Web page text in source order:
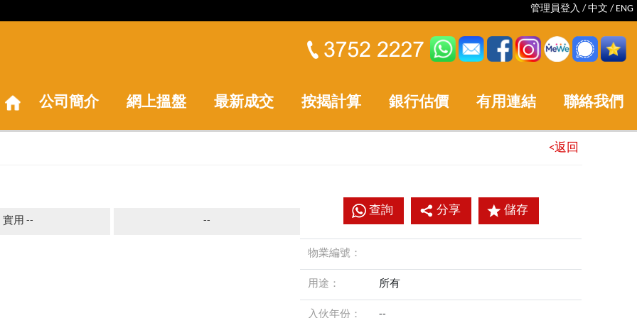
管理員登入 / 中文 / ENG
公司簡介 網上搵盤 最新成交 按揭計算 銀行估價 有用連結 聯絡我們
<返回
實用 -- --
查詢 分享 儲存
物業編號：
用途： 所有
入伙年份： --